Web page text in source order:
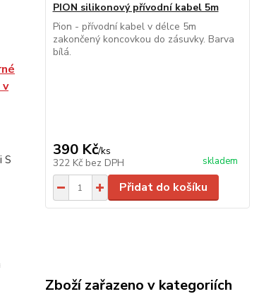
S
PION silikonový přívodní kabel 5m
Pion - přívodní kabel v délce 5m
zakončený koncovkou do zásuvky. Barva
bílá.
390 Kč/ks
322 Kč bez DPH skladem
Přidat do košíku
Zboží zařazeno v kategoriích